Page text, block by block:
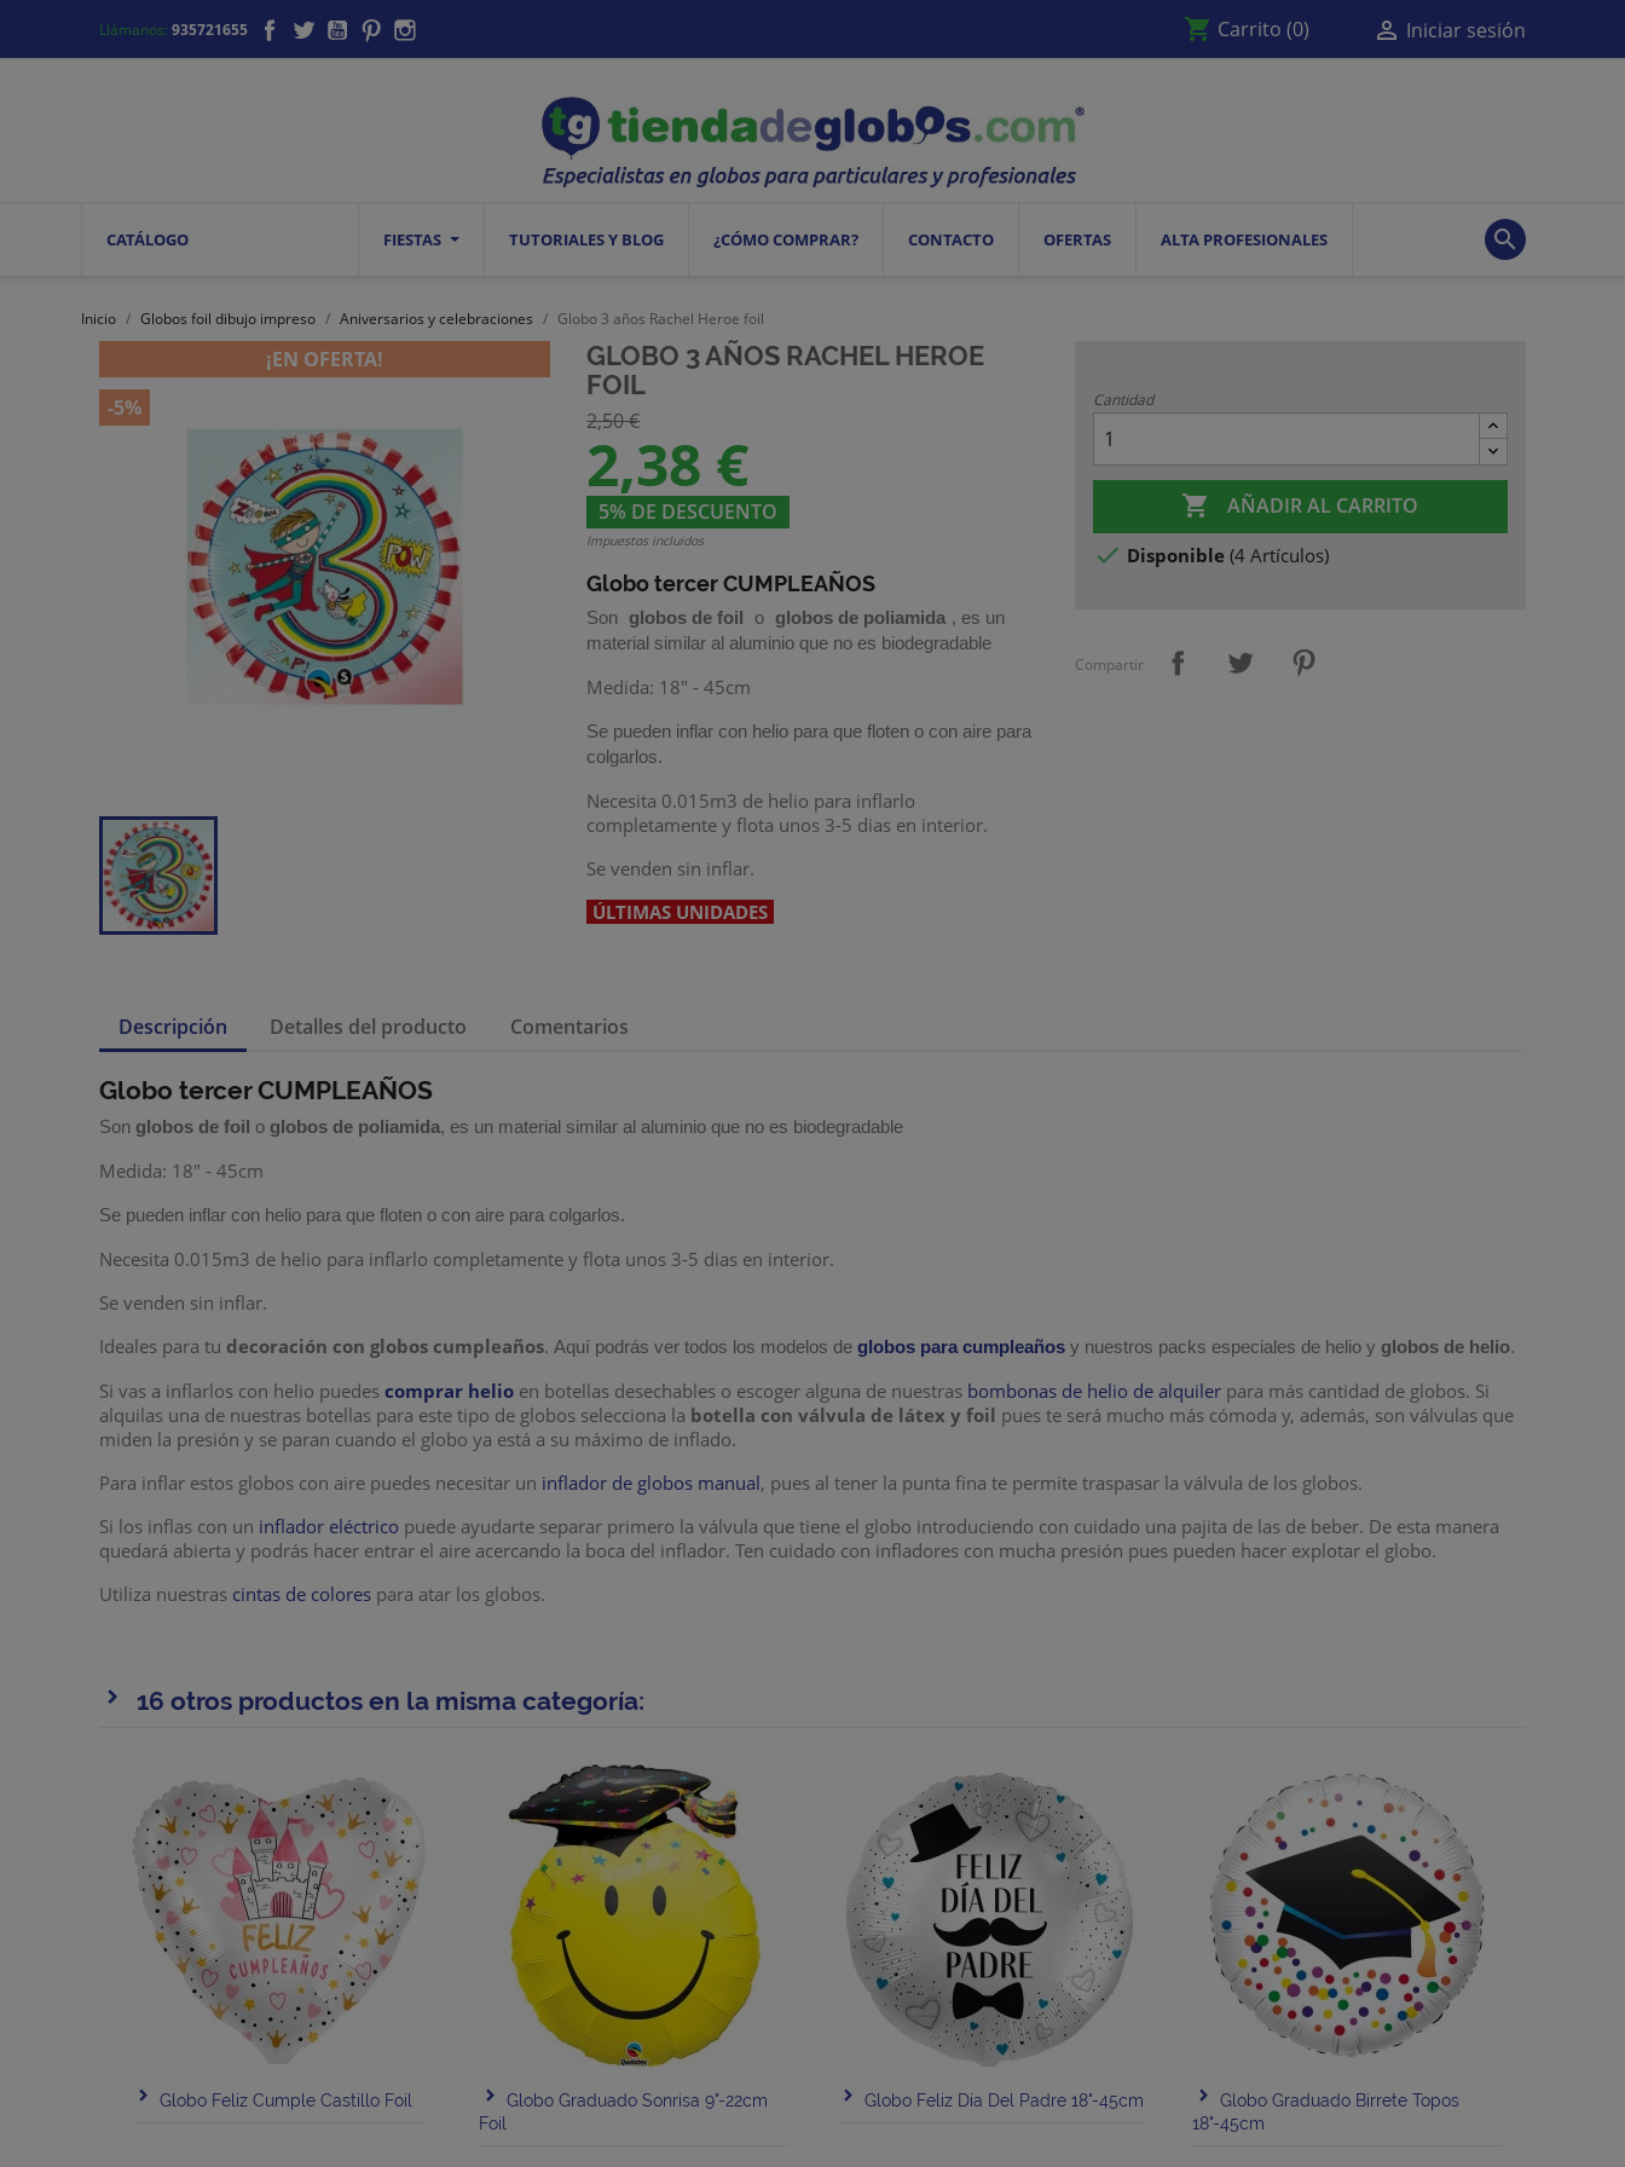
Llámanos:935721655 Facebook
TwitterYouTubePinterest shopping_cart Carrito (0)  Iniciar sesión
CATÁLOGO FIESTAS TUTORIALES Y BLOG ¿CÓMO COMPRAR? CONTACTO OFERTAS ALTA PROFESIONALES 
Inicio Globos foil dibujo impreso Aniversarios y celebraciones Globo 3 años Rachel Heroe foil
¡EN OFERTA!
-5%
GLOBO 3 AÑOS RACHEL HEROE
FOIL
2,50 €
2,38 €
5% DE DESCUENTO
Impuestos incluidos
Globo tercer CUMPLEAÑOS
Son globos de foil o globos de poliamida , es un
material similar al aluminio que no es biodegradable
Medida: 18" - 45cm
Se pueden inflar con helio para que floten o con aire para
colgarlos.
Necesita 0.015m3 de helio para inflarlo
completamente y flota unos 3-5 dias en interior.
Se venden sin inflar.
ÚLTIMAS UNIDADES
Cantidad
 AÑADIR AL CARRITO
 Disponible (4 Artículos)
Compartir
Descripción Detalles del producto Comentarios
Globo tercer CUMPLEAÑOS
Son globos de foil o globos de poliamida, es un material similar al aluminio que no es biodegradable
Medida: 18" - 45cm
Se pueden inflar con helio para que floten o con aire para colgarlos.
Necesita 0.015m3 de helio para inflarlo completamente y flota unos 3-5 dias en interior.
Se venden sin inflar.
Ideales para tu decoración con globos cumpleaños.Aquí podrás ver todos los modelos deglobos para cumpleaños y nuestros packs especiales de helio y globos de helio.
Si vas a inflarlos con helio puedescomprar helio en botellas desechables o escoger alguna de nuestras bombonas de helio de alquiler para más cantidad de globos. Si
alquilas una de nuestras botellas para este tipo de globos selecciona la botella con válvula de látex y foil pues te será mucho más cómoda y, además, son válvulas que
miden la presión y se paran cuando el globo ya está a su máximo de inflado.
Para inflar estos globos con aire puedes necesitar un inflador de globos manual, pues al tener la punta fina te permite traspasar la válvula de los globos.
Si los inflas con un inflador eléctrico puede ayudarte separar primero la válvula que tiene el globo introduciendo con cuidado una pajita de las de beber. De esta manera
quedará abierta y podrás hacer entrar el aire acercando la boca del inflador. Ten cuidado con infladores con mucha presión pues pueden hacer explotar el globo.
Utiliza nuestras cintas de colores para atar los globos.
16 otros productos en la misma categoría:
Globo Feliz Cumple Castillo Foil
Globo Graduado Sonrisa 9"-22cm
Foil
Globo Feliz Día Del Padre 18"-45cm
Globo Graduado Birrete Topos
18"-45cm